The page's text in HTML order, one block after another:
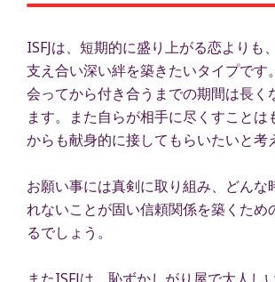
ISFJは、短期的に盛り上がる恋よりも
支え合い深い絆を築きたいタイプです
会ってから付き合うまでの期間は長く
ます。また自らが相手に尽くすことは
からも献身的に接してもらいたいと考
お願い事には真剣に取り組み、どんな
れないことが固い信頼関係を築くため
るでしょう。